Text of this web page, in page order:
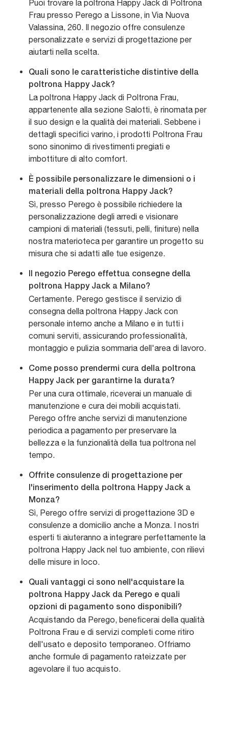
Puoi trovare la poltrona Happy Jack di Poltrona
Frau presso Perego a Lissone, in Via Nuova
Valassina, 260. Il negozio offre consulenze
personalizzate e servizi di progettazione per
aiutarti nella scelta.
Quali sono le caratteristiche distintive della
poltrona Happy Jack?
La poltrona Happy Jack di Poltrona Frau,
appartenente alla sezione Salotti, è rinomata per
il suo design e la qualità dei materiali. Sebbene i
dettagli specifici varino, i prodotti Poltrona Frau
sono sinonimo di rivestimenti pregiati e
imbottiture di alto comfort.
È possibile personalizzare le dimensioni o i
materiali della poltrona Happy Jack?
Sì, presso Perego è possibile richiedere la
personalizzazione degli arredi e visionare
campioni di materiali (tessuti, pelli, finiture) nella
nostra materioteca per garantire un progetto su
misura che si adatti alle tue esigenze.
Il negozio Perego effettua consegne della
poltrona Happy Jack a Milano?
Certamente. Perego gestisce il servizio di
consegna della poltrona Happy Jack con
personale interno anche a Milano e in tutti i
comuni serviti, assicurando professionalità,
montaggio e pulizia sommaria dell'area di lavoro.
Come posso prendermi cura della poltrona
Happy Jack per garantirne la durata?
Per una cura ottimale, riceverai un manuale di
manutenzione e cura dei mobili acquistati.
Perego offre anche servizi di manutenzione
periodica a pagamento per preservare la
bellezza e la funzionalità della tua poltrona nel
tempo.
Offrite consulenze di progettazione per
l'inserimento della poltrona Happy Jack a
Monza?
Sì, Perego offre servizi di progettazione 3D e
consulenze a domicilio anche a Monza. I nostri
esperti ti aiuteranno a integrare perfettamente la
poltrona Happy Jack nel tuo ambiente, con rilievi
delle misure in loco.
Quali vantaggi ci sono nell'acquistare la
poltrona Happy Jack da Perego e quali
opzioni di pagamento sono disponibili?
Acquistando da Perego, beneficerai della qualità
Poltrona Frau e di servizi completi come ritiro
dell'usato e deposito temporaneo. Offriamo
anche formule di pagamento rateizzate per
agevolare il tuo acquisto.